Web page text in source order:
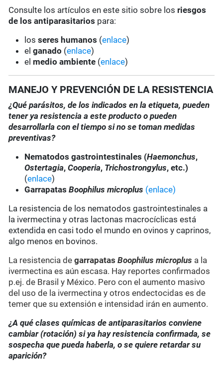
Consulte los artículos en este sitio sobre los riesgos
de los antiparasitarios para:
losseres humanos (enlace)
elganado (enlace)
el medio ambiente (enlace)
MANEJO Y PREVENCIÓN DE LA RESISTENCIA
¿Qué parásitos, de los indicados en la etiqueta, pueden
tener ya resistencia a este producto o pueden
desarrollarla con el tiempo si no se toman medidas
preventivas?
Nematodos gastrointestinales (Haemonchus,
Ostertagia,Cooperia, Trichostrongylus, etc.)
(enlace)
GarrapatasBoophilus microplus (enlace)
La resistencia de los nematodos gastrointestinales a
la ivermectina y otras lactonas macrocíclicas está
extendida en casi todo el mundo en ovinos y caprinos,
algo menos en bovinos.
La resistencia degarrapatasBoophilus microplus a la
ivermectina es aún escasa. Hay reportes confirmados
p.ej. de Brasil y México. Pero con el aumento masivo
del uso de la ivermectina y otros endectocidas es de
temer que su extensión e intensidad irán en aumento.
¿A qué clases químicas de antiparasitarios conviene
cambiar (rotación) si ya hay resistencia confirmada, se
sospecha que pueda haberla, o se quiere retardar su
aparición?